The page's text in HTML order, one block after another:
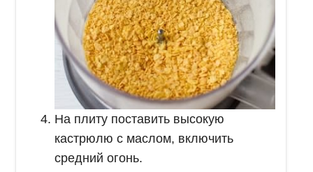
На плиту поставить высокую
кастрюлю с маслом, включить
средний огонь.